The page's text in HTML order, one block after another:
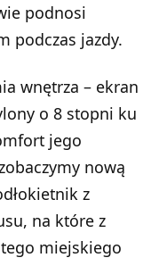
podnosi
podczas jazdy.
wnętrza – ekran
o 8 stopni ku
jego
nową
z
na które z
miejskiego